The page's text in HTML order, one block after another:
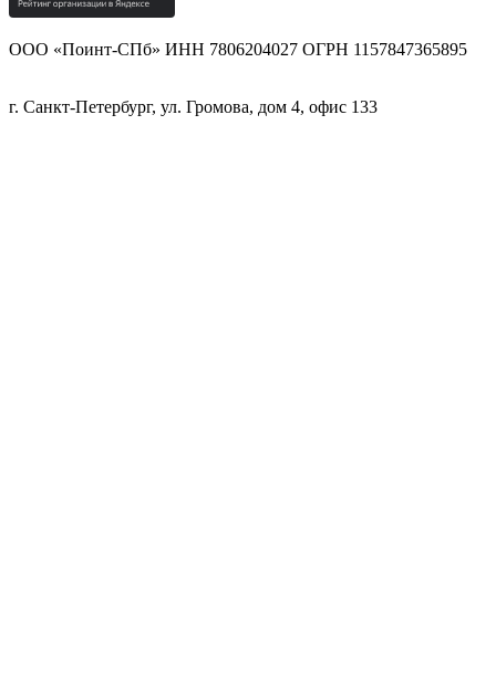
ООО «Поинт-СПб» ИНН 7806204027 ОГРН 1157847365895
г. Санкт-Петербург, ул. Громова, дом 4, офис 133